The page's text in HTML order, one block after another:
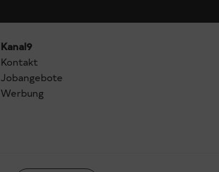
Kanal9
Kontakt
Jobangebote
Werbung